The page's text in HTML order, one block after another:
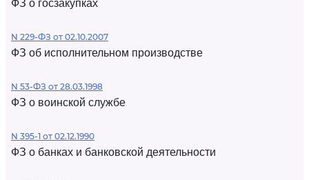
ФЗ о госзакупках
N 229-ФЗ от 02.10.2007
ФЗ об исполнительном производстве
N 53-ФЗ от 28.03.1998
ФЗ о воинской службе
N 395-1 от 02.12.1990
ФЗ о банках и банковской деятельности